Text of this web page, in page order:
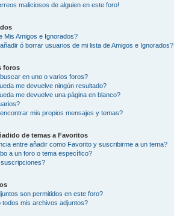
maliciosos de alguien en este foro!
Mis Amigos e Ignorados?
ó borrar usuarios de mi lista de Amigos e Ignorados?
foros
en uno o varios foros?
me devuelve ningún resultado?
me devuelve una página en blanco?
mis propios mensajes y temas?
de temas a Favoritos
entre añadir como Favorito y suscribirme a un tema?
a un foro o tema específico?
son permitidos en este foro?
todos mis archivos adjuntos?